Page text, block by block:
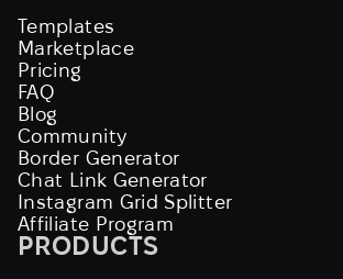
Templates
Marketplace
Pricing
FAQ
Blog
Community
Border Generator
Chat Link Generator
Instagram Grid Splitter
Affiliate Program
PRODUCTS